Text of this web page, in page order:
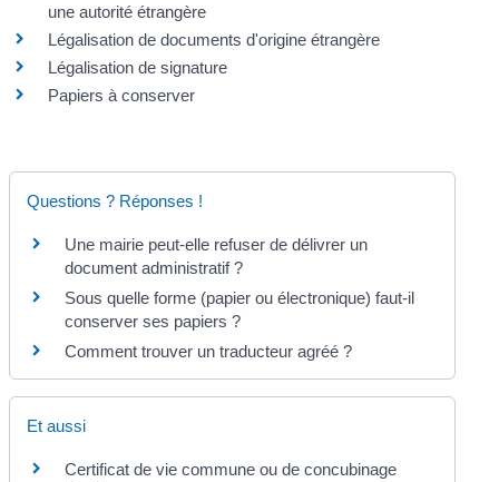
une autorité étrangère
Légalisation de documents d'origine étrangère
Légalisation de signature
Papiers à conserver
Questions ? Réponses !
Une mairie peut-elle refuser de délivrer un
document administratif ?
Sous quelle forme (papier ou électronique) faut-il
conserver ses papiers ?
Comment trouver un traducteur agréé ?
Et aussi
Certificat de vie commune ou de concubinage